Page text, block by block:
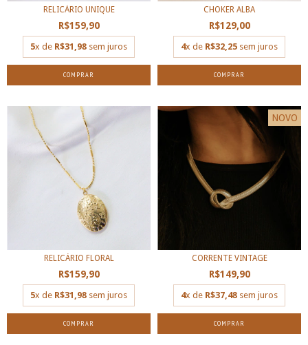
RELICÁRIO UNIQUE
R$159,90
5x de R$31,98 sem juros
COMPRAR
CHOKER ALBA
R$129,00
4x de R$32,25 sem juros
COMPRAR
RELICÁRIO FLORAL
R$159,90
5x de R$31,98 sem juros
COMPRAR
NOVO
CORRENTE VINTAGE
R$149,90
4x de R$37,48 sem juros
COMPRAR